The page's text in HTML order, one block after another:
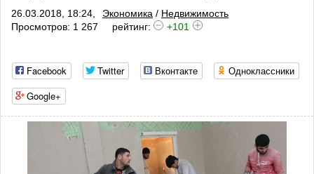
26.03.2018, 18:24, Экономика / Недвижимость
Просмотров: 1 267
рейтинг: +101
Facebook Twitter Вконтакте
Одноклассники
Google+